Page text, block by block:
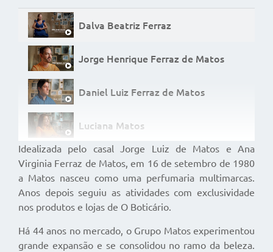
Dalva Beatriz Ferraz
Jorge Henrique Ferraz de Matos
Daniel Luiz Ferraz de Matos
Luciana Matos
A Beleza do seu tempo
Idealizada pelo casal Jorge Luiz de Matos e Ana
Virginia Ferraz de Matos, em 16 de setembro de 1980
a Matos nasceu como uma perfumaria multimarcas.
Anos depois seguiu as atividades com exclusividade
nos produtos e lojas de O Boticário.
Há 44 anos no mercado, o Grupo Matos experimentou
grande expansão e se consolidou no ramo da beleza.